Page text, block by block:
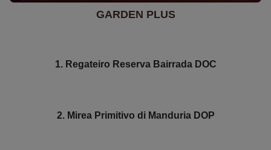
GARDEN PLUS
1. Regateiro Reserva Bairrada DOC
2. Mirea Primitivo di Manduria DOP